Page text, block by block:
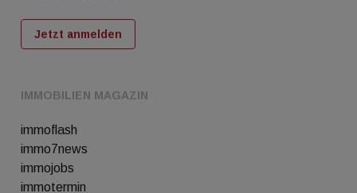
IMMOBILIEN MAGAZIN
immoflash
immo7news
immojobs
immotermin
Jetzt anmelden